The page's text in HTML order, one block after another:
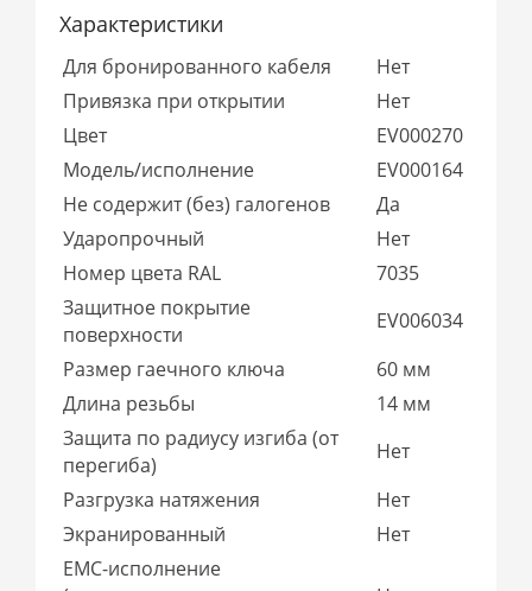
Характеристики
Для бронированного кабеля
Нет
Привязка при открытии
Нет
Цвет
EV000270
Модель/исполнение
EV000164
Не содержит (без) галогенов
Да
Ударопрочный
Нет
Номер цвета RAL
7035
Защитное покрытие
поверхности
EV006034
Размер гаечного ключа
60 мм
Длина резьбы
14 мм
Защита по радиусу изгиба (от
перегиба)
Нет
Разгрузка натяжения
Нет
Экранированный
Нет
EMC-исполнение